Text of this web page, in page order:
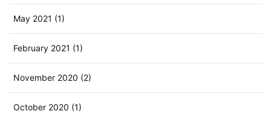
May 2021 (1)
February 2021 (1)
November 2020 (2)
October 2020 (1)